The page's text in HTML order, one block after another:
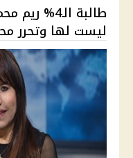
طالبة
ليست لها وتحرر